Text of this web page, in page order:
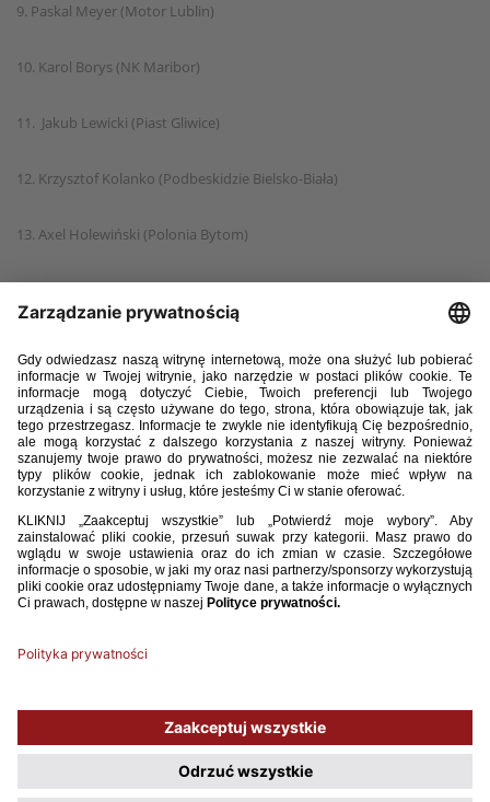
9. Paskal Meyer (Motor Lublin)
10. Karol Borys (NK Maribor)
11. Jakub Lewicki (Piast Gliwice)
12. Krzysztof Kolanko (Podbeskidzie Bielsko-Biała)
13. Axel Holewiński (Polonia Bytom)
16. Kacper Śmiglewski (Puszcza Niepołomice)
17. Nikodem Leśniak-Paduch (Ruch Chorzów)
18. Szymon Kądziołka (Stal Rzeszów)
19 . Antoni Mikułko (Wieczysta Kraków)
22. Daniel Bąk (Znicz Pruszków)
Używamy plików cookies, aby ułatwić Ci korzystanie z naszego serwisu
oraz do celów statystycznych. Jeśli nie blokujesz tych plików, to zgadzasz
się na ich użycie oraz zapisanie w pamięci urządzenia. Pamiętaj, że